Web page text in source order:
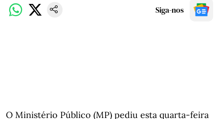
Siga-nos
O Ministério Público (MP) pediu esta quarta-feira